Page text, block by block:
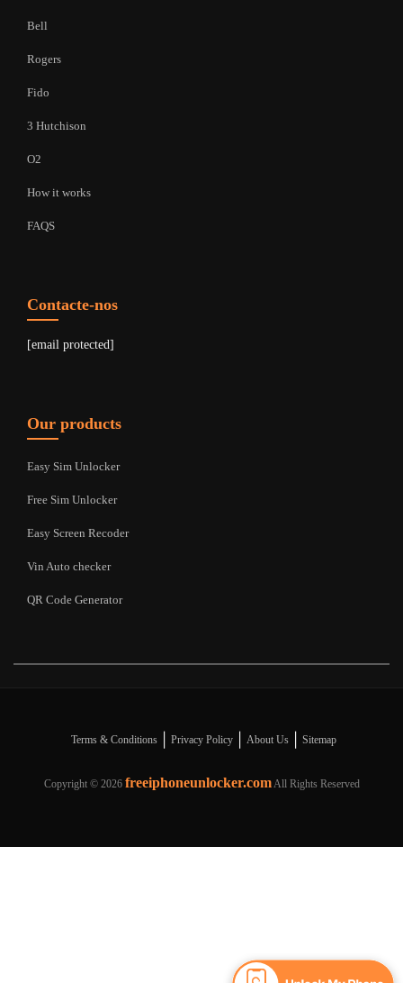
Bell
Rogers
Fido
3 Hutchison
O2
How it works
FAQS
Contacte-nos
[email protected]
Our products
Easy Sim Unlocker
Free Sim Unlocker
Easy Screen Recoder
Vin Auto checker
QR Code Generator
Terms & Conditions Privacy Policy About Us Sitemap
Copyright © 2026 freeiphoneunlocker.comAll Rights Reserved